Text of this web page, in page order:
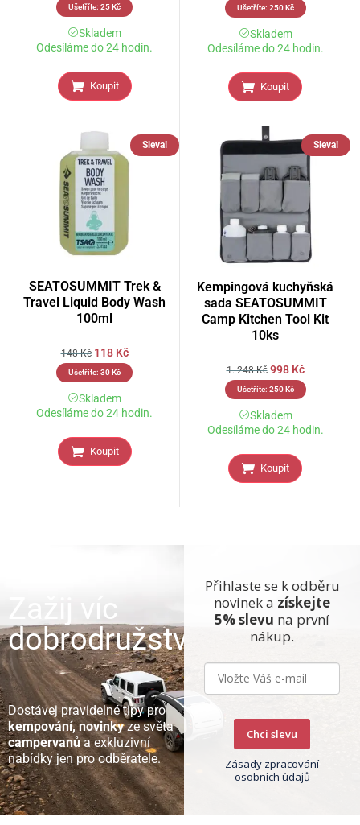
Ušetříte: 25Kč
Skladem
Odesíláme do 24 hodin.
Koupit
Ušetříte: 250Kč
Skladem
Odesíláme do 24 hodin.
Koupit
Sleva!
SEATOSUMMIT Trek &
Travel Liquid Body Wash
100ml
148Kč 118 Kč
Ušetříte: 30Kč
Skladem
Odesíláme do 24 hodin.
Koupit
Sleva!
Kempingová kuchyňská
sada SEATOSUMMIT
Camp Kitchen Tool Kit
10ks
1. 248Kč 998 Kč
Ušetříte: 250Kč
Skladem
Odesíláme do 24 hodin.
Koupit
Zažij víc
dobrodružství
Dostávej pravidelné tipy pro
kempování, novinkyze světa
campervanůa exkluzivní
nabídky jen pro odběratele.
Přihlaste se k odběru
novinek a získejte
5% slevu na první
nákup.
Chci slevu
Zásady zpracování
osobních údajů